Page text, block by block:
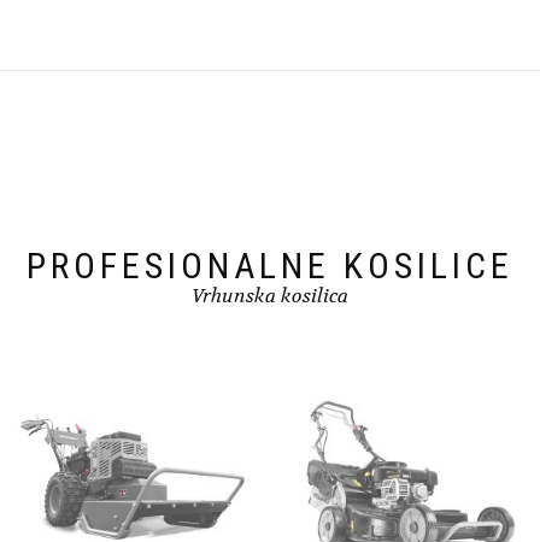
PROFESIONALNE KOSILICE
Vrhunska kosilica